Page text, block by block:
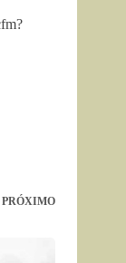
PRÓXIMO